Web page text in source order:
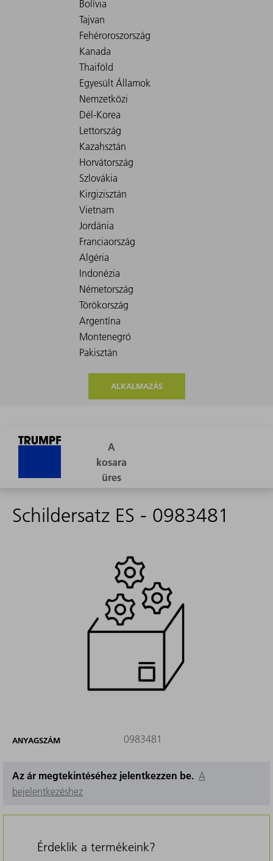
ALKALMAZÁS
Schildersatz ES - 0983481
ANYAGSZÁM 0983481
Az ár megtekintéséhez jelentkezzen be. A
bejelentkezéshez
Érdeklik a termékeink?